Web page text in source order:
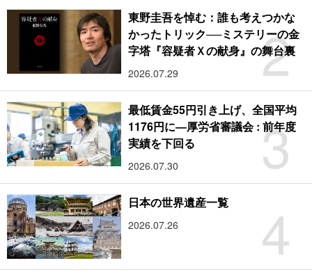
2
東野圭吾を悼む：誰も考えつかな
かったトリック──ミステリーの金
字塔『容疑者Ｘの献身』の舞台裏
2026.07.29
3
最低賃金55円引き上げ、全国平均
1176円に―厚労省審議会 : 前年度
実績を下回る
2026.07.30
4
日本の世界遺産一覧
2026.07.26